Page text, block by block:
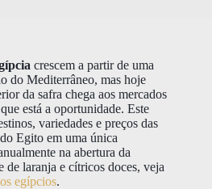
crescem a partir de uma
do Mediterrâneo, mas hoje
da safra chega aos mercados
está a oportunidade. Este
variedades e preços das
Egito em uma única
na abertura da
de laranja e cítricos doces, veja
egípcios.